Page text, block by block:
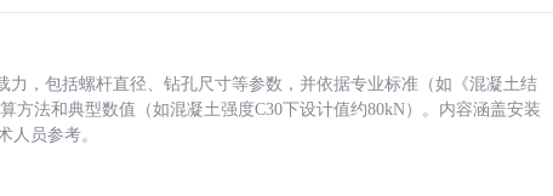
力，包括螺杆直径、钻孔尺寸等参数，并依据专业标准（如《混凝土结
方法和典型数值（如混凝土强度C30下设计值约80kN）。内容涵盖安装
人员参考。